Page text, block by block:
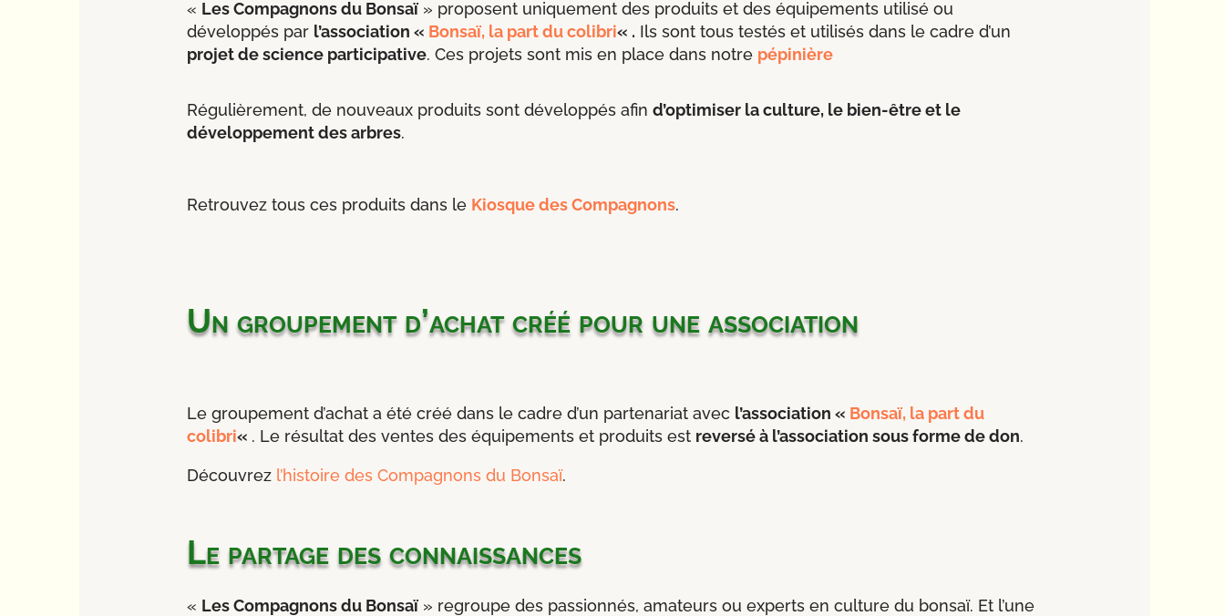
« Les Compagnons du Bonsaï» proposent uniquement des produits et des équipements utilisé ou
développés par l’association « Bonsaï, la part du colibri« . Ils sont tous testés et utilisés dans le cadre d’un
projet de science participative. Ces projets sont mis en place dans notre pépinière
Régulièrement, de nouveaux produits sont développés afin d’optimiser la culture, le bien-être et le
développement des arbres.
Retrouvez tous ces produits dans le Kiosque des Compagnons.
Un groupement d’achat créé pour une association
Le groupement d’achat a été créé dans le cadre d’un partenariat avec l’association « Bonsaï, la part du
colibri« . Le résultat des ventes des équipements et produits est reversé à l’association sous forme de don.
Découvrez l’histoire des Compagnons du Bonsaï.
Le partage des connaissances
« Les Compagnons du Bonsaï» regroupe des passionnés, amateurs ou experts en culture du bonsaï. Et l’une